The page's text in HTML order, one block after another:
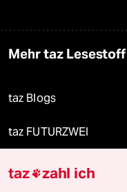
Mehr taz Lesestoff
taz Blogs
taz FUTURZWEI
Le Monde diplomatique
taz zahl ich